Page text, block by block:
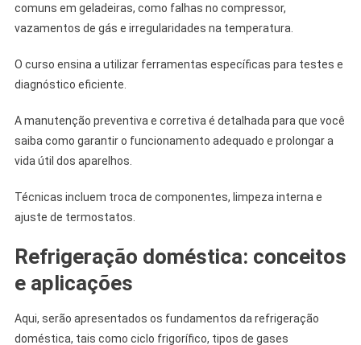
comuns em geladeiras, como falhas no compressor,
vazamentos de gás e irregularidades na temperatura.
O curso ensina a utilizar ferramentas específicas para testes e
diagnóstico eficiente.
A manutenção preventiva e corretiva é detalhada para que você
saiba como garantir o funcionamento adequado e prolongar a
vida útil dos aparelhos.
Técnicas incluem troca de componentes, limpeza interna e
ajuste de termostatos.
Refrigeração doméstica: conceitos
e aplicações
Aqui, serão apresentados os fundamentos da refrigeração
doméstica, tais como ciclo frigorífico, tipos de gases